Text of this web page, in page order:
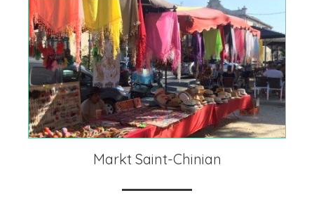
Markt Saint-Chinian